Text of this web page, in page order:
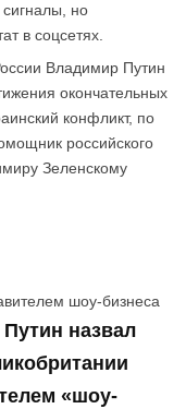
сигналы, но
в соцсетях.
Владимир Путин
окончательных
конфликт, по
российского
Зеленскому
шоу-бизнеса
назвал
«шоу-